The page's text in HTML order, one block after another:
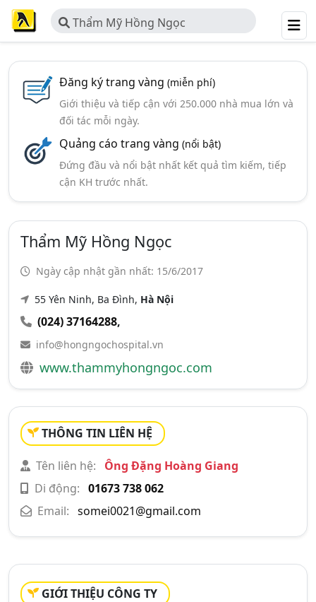
Thẩm Mỹ Hồng Ngọc
Đăng ký trang vàng (miễn phí)
Giới thiệu và tiếp cận với 250.000 nhà mua lớn và
đối tác mỗi ngày.
Quảng cáo trang vàng (nổi bật)
Đứng đầu và nổi bật nhất kết quả tìm kiếm, tiếp
cận KH trước nhất.
Thẩm Mỹ Hồng Ngọc
Ngày cập nhật gần nhất: 15/6/2017
55 Yên Ninh, Ba Đình, Hà Nội
(024) 37164288,
info@hongngochospital.vn
www.thammyhongngoc.com
THÔNG TIN LIÊN HỆ
Tên liên hệ:
Ông Đặng Hoàng Giang
Di động: 01673 738 062
Email: somei0021@gmail.com
GIỚI THIỆU CÔNG TY